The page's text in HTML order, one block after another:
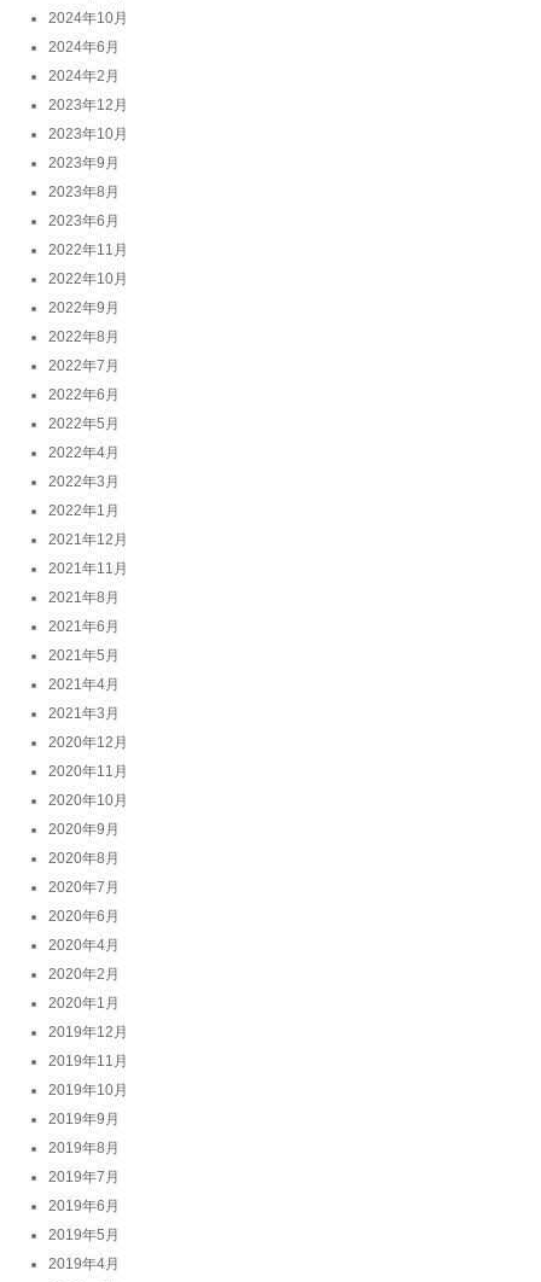
2024年10月
2024年6月
2024年2月
2023年12月
2023年10月
2023年9月
2023年8月
2023年6月
2022年11月
2022年10月
2022年9月
2022年8月
2022年7月
2022年6月
2022年5月
2022年4月
2022年3月
2022年1月
2021年12月
2021年11月
2021年8月
2021年6月
2021年5月
2021年4月
2021年3月
2020年12月
2020年11月
2020年10月
2020年9月
2020年8月
2020年7月
2020年6月
2020年4月
2020年2月
2020年1月
2019年12月
2019年11月
2019年10月
2019年9月
2019年8月
2019年7月
2019年6月
2019年5月
2019年4月